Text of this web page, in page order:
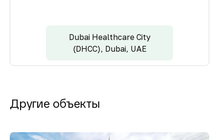
Dubai Healthcare City
(DHCC), Dubai, UAE
Другие объекты